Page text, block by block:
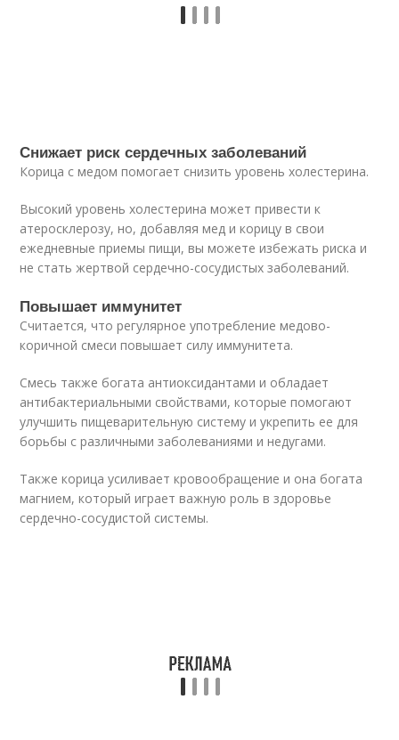
Снижает риск сердечных заболеваний
Корица с медом помогает снизить уровень холестерина.
Высокий уровень холестерина может привести к
атеросклерозу, но, добавляя мед и корицу в свои
ежедневные приемы пищи, вы можете избежать риска и
не стать жертвой сердечно-сосудистых заболеваний.
Повышает иммунитет
Считается, что регулярное употребление медово-
коричной смеси повышает силу иммунитета.
Смесь также богата антиоксидантами и обладает
антибактериальными свойствами, которые помогают
улучшить пищеварительную систему и укрепить ее для
борьбы с различными заболеваниями и недугами.
Также корица усиливает кровообращение и она богата
магнием, который играет важную роль в здоровье
сердечно-сосудистой системы.